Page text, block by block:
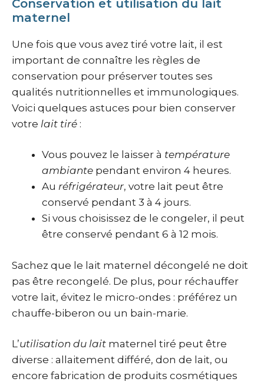
Conservation et utilisation du lait
maternel
Une fois que vous avez tiré votre lait, il est
important de connaître les règles de
conservation pour préserver toutes ses
qualités nutritionnelles et immunologiques.
Voici quelques astuces pour bien conserver
votre lait tiré :
Vous pouvez le laisser à température
ambiante pendant environ 4 heures.
Au réfrigérateur, votre lait peut être
conservé pendant 3 à 4 jours.
Si vous choisissez de le congeler, il peut
être conservé pendant 6 à 12 mois.
Sachez que le lait maternel décongelé ne doit
pas être recongelé. De plus, pour réchauffer
votre lait, évitez le micro-ondes : préférez un
chauffe-biberon ou un bain-marie.
L’utilisation du lait maternel tiré peut être
diverse : allaitement différé, don de lait, ou
encore fabrication de produits cosmétiques